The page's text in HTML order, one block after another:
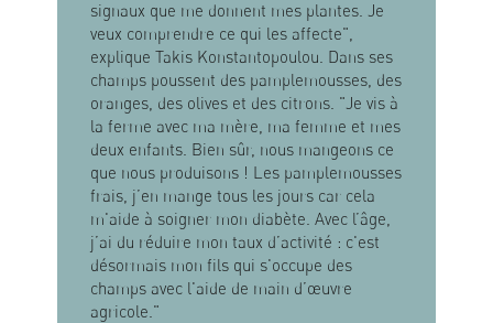
signaux que me donnent mes plantes. Je
veux comprendre ce qui les affecte",
explique Takis Konstantopoulou. Dans ses
champs poussent des pamplemousses, des
oranges, des olives et des citrons. "Je vis à
la ferme avec ma mère, ma femme et mes
deux enfants. Bien sûr, nous mangeons ce
que nous produisons ! Les pamplemousses
frais, j’en mange tous les jours car cela
m'aide à soigner mon diabète. Avec l’âge,
j’ai du réduire mon taux d’activité : c'est
désormais mon fils qui s'occupe des
champs avec l'aide de main d’œuvre
agricole."